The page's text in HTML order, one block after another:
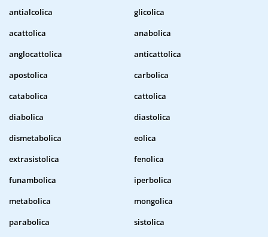
antialcolica
glicolica
acattolica
anabolica
anglocattolica
anticattolica
apostolica
carbolica
catabolica
cattolica
diabolica
diastolica
dismetabolica
eolica
extrasistolica
fenolica
funambolica
iperbolica
metabolica
mongolica
parabolica
sistolica